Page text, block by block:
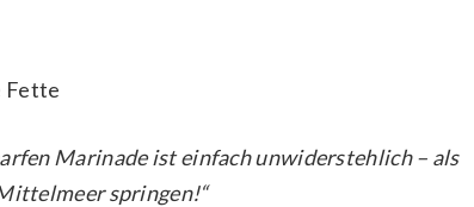
Fette
Marinade ist einfach unwiderstehlich – als
springen!“